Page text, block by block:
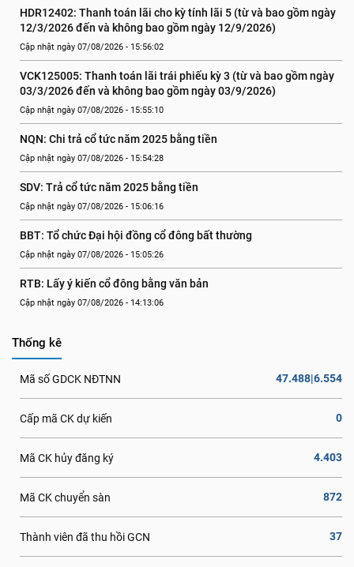
HDR12402: Thanh toán lãi cho kỳ tính lãi 5 (từ và bao gồm ngày
12/3/2026 đến và không bao gồm ngày 12/9/2026)
Cập nhật ngày 07/08/2026 - 15:56:02
VCK125005: Thanh toán lãi trái phiếu kỳ 3 (từ và bao gồm ngày
03/3/2026 đến và không bao gồm ngày 03/9/2026)
Cập nhật ngày 07/08/2026 - 15:55:10
NQN: Chi trả cổ tức năm 2025 bằng tiền
Cập nhật ngày 07/08/2026 - 15:54:28
SDV: Trả cổ tức năm 2025 bằng tiền
Cập nhật ngày 07/08/2026 - 15:06:16
BBT: Tổ chức Đại hội đồng cổ đông bất thường
Cập nhật ngày 07/08/2026 - 15:05:26
RTB: Lấy ý kiến cổ đông bằng văn bản
Cập nhật ngày 07/08/2026 - 14:13:06
Thống kê
Mã số GDCK NĐTNN 47.488|6.554
Cấp mã CK dự kiến 0
Mã CK hủy đăng ký 4.403
Mã CK chuyển sàn 872
Thành viên đã thu hồi GCN 37